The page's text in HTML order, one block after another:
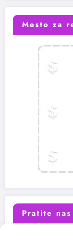
Mesto za
Pratite nas